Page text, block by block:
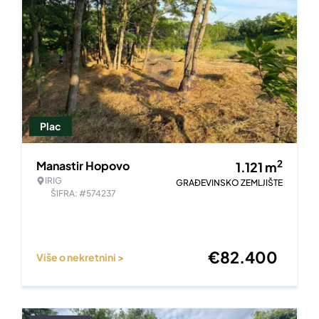
Plac
Manastir Hopovo
IRIG
ŠIFRA: #574237
1.121 m2
GRAĐEVINSKO ZEMLJIŠTE
Više o nekretnini > €82.400